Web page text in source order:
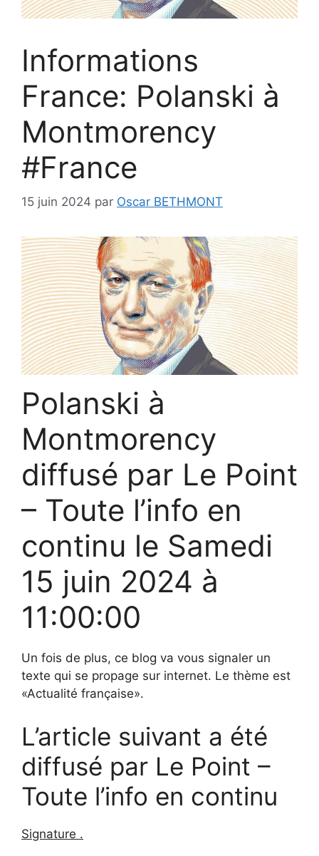
Informations
France: Polanski à
Montmorency
#France
15 juin 2024 par Oscar BETHMONT
Polanski à
Montmorency
diffusé par Le Point
– Toute l’info en
continu le Samedi
15 juin 2024 à
11:00:00
Un fois de plus, ce blog va vous signaler un
texte qui se propage sur internet. Le thème est
«Actualité française».
L’article suivant a été
diffusé par Le Point –
Toute l’info en continu
Signature .